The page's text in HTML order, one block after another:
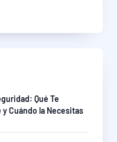
Qué Te
Cuándo la Necesitas